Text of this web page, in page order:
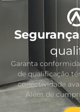
Garanta
de qualificação
conectividade
Além de